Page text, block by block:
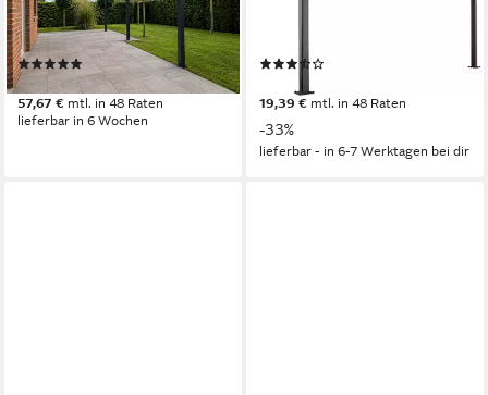
Barcelona mit 16 mm
Stegplatten, BxT: 300x300
cm
(1)
ab 1.986,26 €
57,67 € mtl. in 48 Raten
lieferbar in 6 Wochen
400x300 cm
19,39 € mtl. in 48 Raten
-33%
lieferbar - in 6-7 Werktagen bei dir